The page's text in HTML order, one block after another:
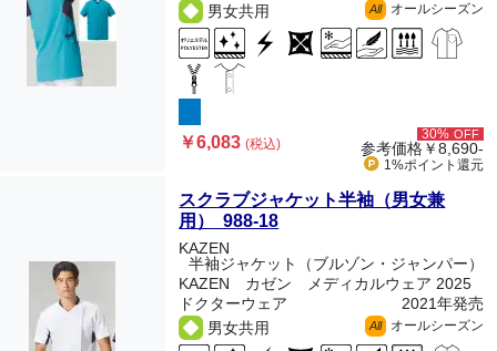
男女共用
All オールシーズン
￥6,083(税込)
30% OFF
参考価格￥8,690-
1%ポイント 還元
スクラブジャケット半袖（男女兼
用） 988-18
KAZEN
半袖ジャケット（ブルゾン・ジャンパー）
KAZEN カゼン メディカルウェア 2025
ドクターウェア
2021年発売
男女共用
All オールシーズン